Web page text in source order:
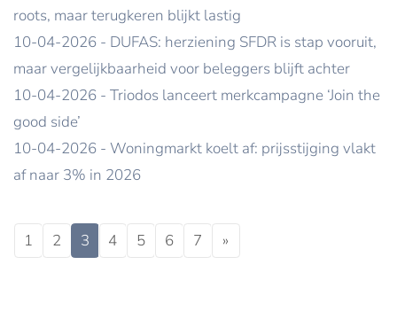
roots, maar terugkeren blijkt lastig
10-04-2026 - DUFAS: herziening SFDR is stap vooruit,
maar vergelijkbaarheid voor beleggers blijft achter
10-04-2026 - Triodos lanceert merkcampagne ‘Join the
good side’
10-04-2026 - Woningmarkt koelt af: prijsstijging vlakt
af naar 3% in 2026
1 2 3 4 5 6 7 »